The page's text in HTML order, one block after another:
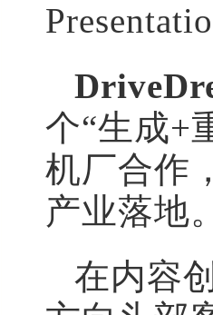
个“生成+
机厂合作
产业落地。
在内容